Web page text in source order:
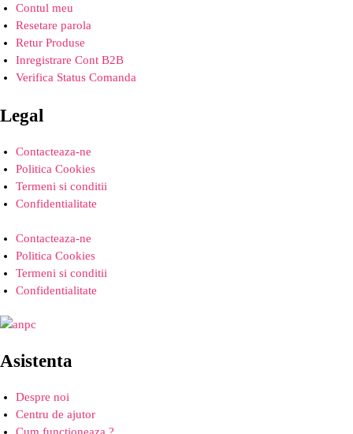
Contul meu
Resetare parola
Retur Produse
Inregistrare Cont B2B
Verifica Status Comanda
Legal
Contacteaza-ne
Politica Cookies
Termeni si conditii
Confidentialitate
Contacteaza-ne
Politica Cookies
Termeni si conditii
Confidentialitate
Asistenta
Despre noi
Centru de ajutor